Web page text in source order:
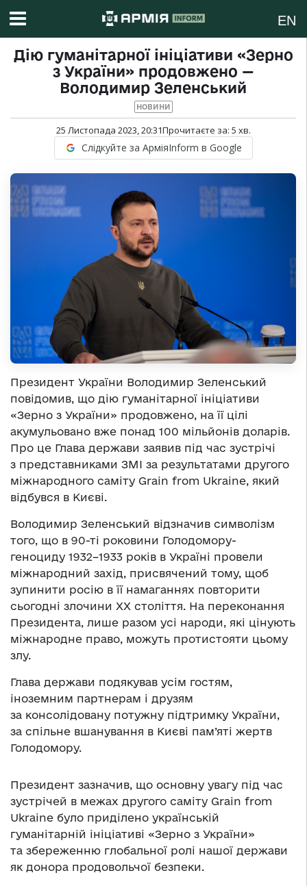
EN
Дію гуманітарної ініціативи «Зерно
з України» продовжено —
Володимир Зеленський
НОВИНИ
25 Листопада 2023, 20:31Прочитаєте за: 5 хв.
Слідкуйте за АрміяInform в Google
Президент України Володимир Зеленський
повідомив, що дію гуманітарної ініціативи
«Зерно з України» продовжено, на її цілі
акумульовано вже понад 100 мільйонів доларів.
Про це Глава держави заявив під час зустрічі
з представниками ЗМІ за результатами другого
міжнародного саміту Grain from Ukraine, який
відбувся в Києві.
Володимир Зеленський відзначив символізм
того, що в 90-ті роковини Голодомору-
геноциду 1932–1933 років в Україні провели
міжнародний захід, присвячений тому, щоб
зупинити росію в її намаганнях повторити
сьогодні злочини ХХ століття. На переконання
Президента, лише разом усі народи, які цінують
міжнародне право, можуть протистояти цьому
злу.
Глава держави подякував усім гостям,
іноземним партнерам і друзям
за консолідовану потужну підтримку України,
за спільне вшанування в Києві пам’яті жертв
Голодомору.
Президент зазначив, що основну увагу під час
зустрічей в межах другого саміту Grain from
Ukraine було приділено українській
гуманітарній ініціативі «Зерно з України»
та збереженню глобальної ролі нашої держави
як донора продовольчої безпеки.